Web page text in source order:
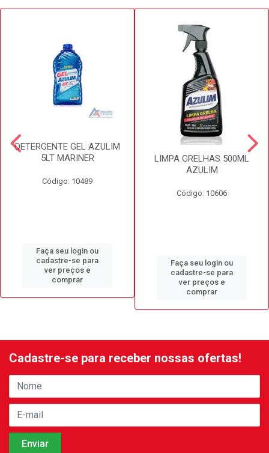
DETERGENTE GEL AZULIM
5LT MARINER
Código: 10489
Faça seu login ou
cadastre-se para
ver preços e
comprar
LIMPA GRELHAS 500ML
AZULIM
Código: 10606
Faça seu login ou
cadastre-se para
ver preços e
comprar
Cadastre-se para receber nossas ofertas!